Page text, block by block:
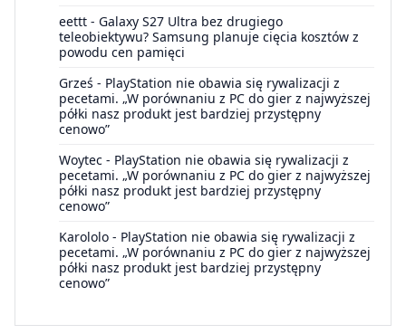
eettt - Galaxy S27 Ultra bez drugiego
teleobiektywu? Samsung planuje cięcia kosztów z
powodu cen pamięci
Grześ - PlayStation nie obawia się rywalizacji z
pecetami. „W porównaniu z PC do gier z najwyższej
półki nasz produkt jest bardziej przystępny
cenowo”
Woytec - PlayStation nie obawia się rywalizacji z
pecetami. „W porównaniu z PC do gier z najwyższej
półki nasz produkt jest bardziej przystępny
cenowo”
Karololo - PlayStation nie obawia się rywalizacji z
pecetami. „W porównaniu z PC do gier z najwyższej
półki nasz produkt jest bardziej przystępny
cenowo”